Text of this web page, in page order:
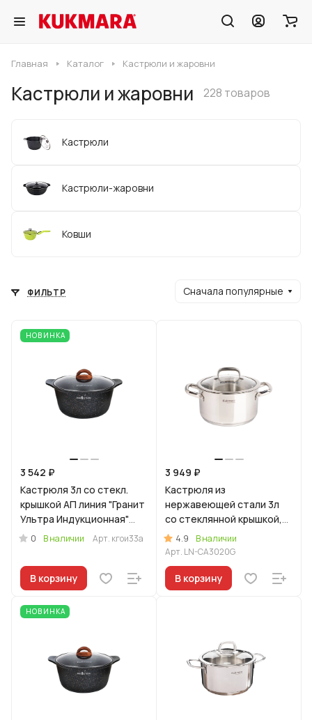
Главная Каталог Кастрюли и жаровни
Кастрюли и жаровни 228 товаров
Кастрюли
Кастрюли-жаровни
Ковши
ФИЛЬТР Сначала популярные
НОВИНКА
3 542 ₽
Кастрюля 3л со стекл.
крышкой АП линия "Гранит
Ультра Индукционная"
(оригинальный)
0 В наличии Арт. кгои33а
В корзину
3 949 ₽
Кастрюля из
нержавеющей стали 3л
со стеклянной крышкой,
линия "Леон"
4.9
В наличии
Арт. LN-CA3020G
В корзину
НОВИНКА